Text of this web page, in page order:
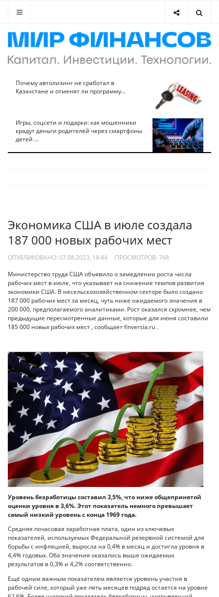
Почему автолизинг не сработал в
Казахстане и отменят ли программу...
Игры, соцсети и подарки: как мошенники
крадут деньги родителей через смартфоны
детей ...
Экономика США в июле создала
187 000 новых рабочих мест
ОПУБЛИКОВАНО: 07.08.2023, 18:44 ПРОСМОТРОВ: 768
Министерство труда США объявило о замедлении роста числа
рабочих мест в июле, что указывает на снижение темпов развития
экономики США. В несельскохозяйственном секторе было создано
187 000 рабочих мест за месяц, чуть ниже ожидаемого значения в
200 000, предполагаемого аналитиками. Рост оказался скромнее, чем
предыдущие пересмотренные данные, которые для июня составили
185 000 новых рабочих мест , сообщает finversia.ru .
Уровень безработицы составил 3,5%, что ниже общепринятой
оценки уровня в 3,6%. Этот показатель немного превышает
самый низкий уровень с конца 1969 года.
Средняя почасовая заработная плата, один из ключевых
показателей, используемых Федеральной резервной системой для
борьбы с инфляцией, выросла на 0,4% в месяц и достигла уровня в
4,4% годовых. Оба значения оказались выше ожидаемых
результатов в 0,3% и 4,2% соответственно.
Ещё одним важным показателем является уровень участия в
рабочей силе, который уже пять месяцев подряд остается на уровне